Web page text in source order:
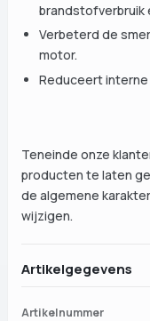
Verbeterd de
motor.
Reduceert
Teneinde onze
producten te laten
de algemene
wijzigen.
Artikelgegevens
Artikelnummer